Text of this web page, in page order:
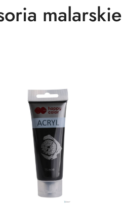
malarskie